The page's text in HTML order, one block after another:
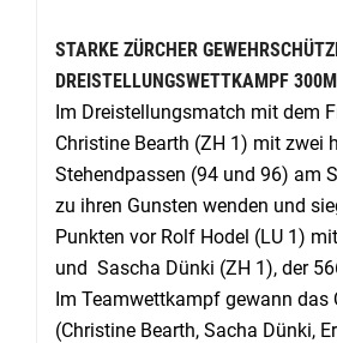
STARKE ZÜRCHER
DREISTELLUNGSWETTKAMPF 300M
Im Dreistellungsmatch mit dem
Christine Bearth (ZH 1) mit zwei
Stehendpassen (94 und 96) am
zu ihren Gunsten wenden und
Punkten vor Rolf Hodel (LU 1)
und Sascha Dünki (ZH 1), der
Im Teamwettkampf gewann das
(Christine Bearth, Sacha Dünki,